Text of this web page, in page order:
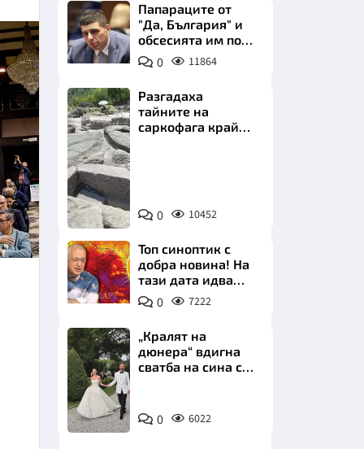
ХРАНА
ИКОНОМИКА
Папараците от
"Да, България" и
обсесията им по
Пеевски
0 11864
Снимка:
Bulgaria
ON
AIR
Разгадаха
тайните на
саркофага край
0 10452
Топ синоптик с
добра новина! На
тази дата идва
захлаждането
0 7222
Снимка:
Инстаграм
„Кралят на
дюнера“ вдигна
сватба на сина си
Комо
0 6022